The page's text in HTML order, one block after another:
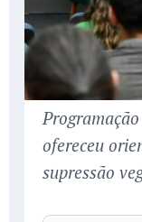
ofereceu
supressão